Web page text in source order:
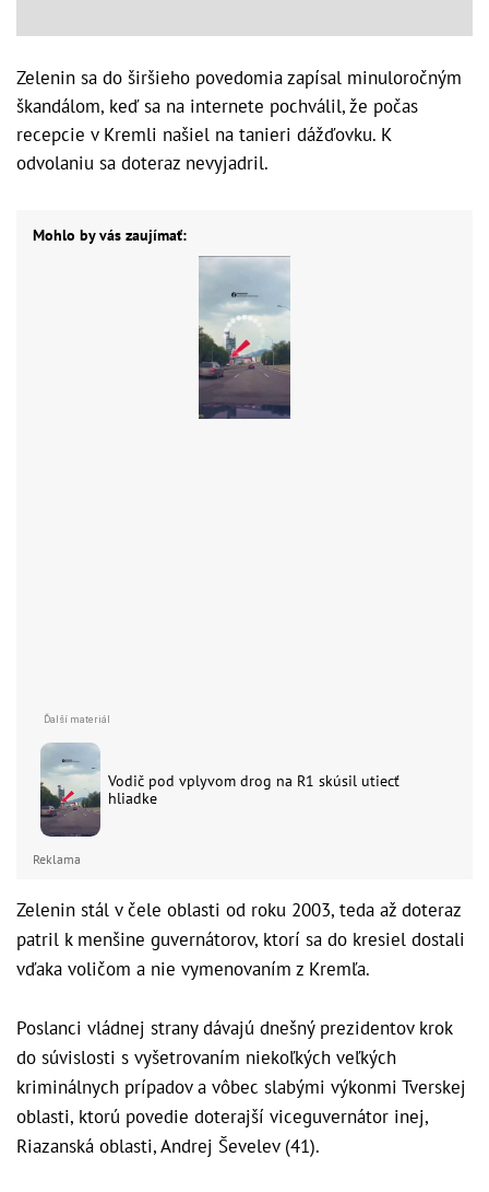
Zelenin sa do širšieho povedomia zapísal minuloročným
škandálom, keď sa na internete pochválil, že počas
recepcie v Kremli našiel na tanieri dážďovku. K
odvolaniu sa doteraz nevyjadril.
Mohlo by vás zaujímať:
Vodič pod vplyvom drog na R1 skúsil utiecť
hliadke
Reklama
Zelenin stál v čele oblasti od roku 2003, teda až doteraz
patril k menšine guvernátorov, ktorí sa do kresiel dostali
vďaka voličom a nie vymenovaním z Kremľa.
Poslanci vládnej strany dávajú dnešný prezidentov krok
do súvislosti s vyšetrovaním niekoľkých veľkých
kriminálnych prípadov a vôbec slabými výkonmi Tverskej
oblasti, ktorú povedie doterajší viceguvernátor inej,
Riazanská oblasti, Andrej Ševelev (41).